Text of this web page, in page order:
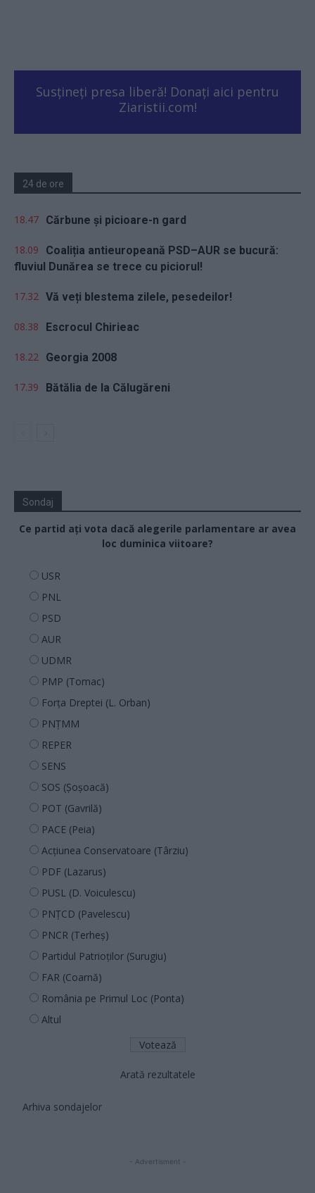
Susțineți presa liberă! Donați aici pentru
Ziaristii.com!
24 de ore
18.47 Cărbune și picioare-n gard
18.09
Coaliția antieuropeană PSD–AUR se bucură:
fluviul Dunărea se trece cu piciorul!
17.32 Vă veți blestema zilele, pesedeilor!
08.38 Escrocul Chirieac
18.22 Georgia 2008
17.39 Bătălia de la Călugăreni
Sondaj
Ce partid ați vota dacă alegerile parlamentare ar avea
loc duminica viitoare?
USR
PNL
PSD
AUR
UDMR
PMP (Tomac)
Forța Dreptei (L. Orban)
PNȚMM
REPER
SENS
SOS (Șoșoacă)
POT (Gavrilă)
PACE (Peia)
Acțiunea Conservatoare (Târziu)
PDF (Lazarus)
PUSL (D. Voiculescu)
PNȚCD (Pavelescu)
PNCR (Terheș)
Partidul Patrioților (Surugiu)
FAR (Coarnă)
România pe Primul Loc (Ponta)
Altul
Arată rezultatele
Arhiva sondajelor
- Advertisment -